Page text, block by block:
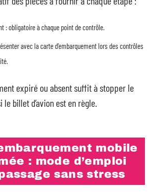
: obligatoire à chaque point de contrôle.
avec la carte d’embarquement lors des contrôles
expiré ou absent suffit à stopper le
billet d’avion est en règle.
mobile
: mode d’emploi
sans stress